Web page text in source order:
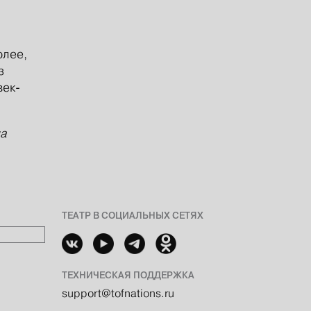
ТЕАТР В СОЦИАЛЬНЫХ СЕТЯХ
ТЕХНИЧЕСКАЯ ПОДДЕРЖКА
support@tofnations.ru